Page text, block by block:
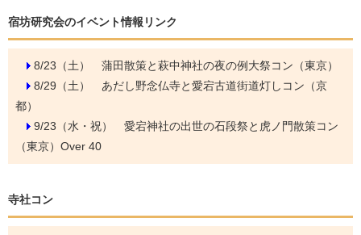
宿坊研究会のイベント情報リンク
8/23（土） 蒲田散策と萩中神社の夜の例大祭コン（東京）
8/29（土） あだし野念仏寺と愛宕古道街道灯しコン（京
都）
9/23（水・祝） 愛宕神社の出世の石段祭と虎ノ門散策コン
（東京）Over 40
寺社コン